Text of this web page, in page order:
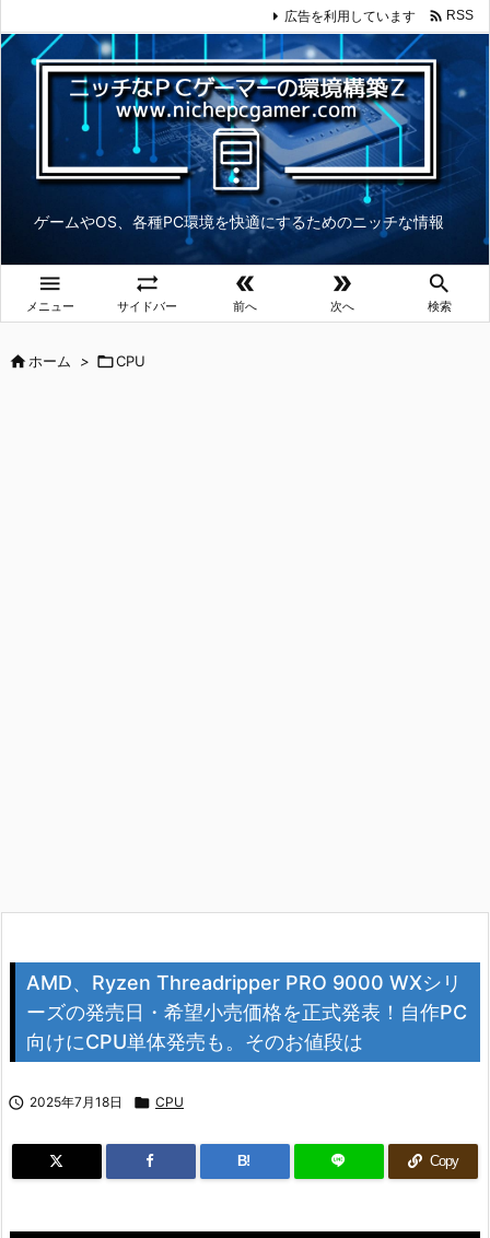
ゲームやOS、各種PC環境を快適にするためのニッチな情報

メニュー

サイドバー

前へ

次へ

検索
広告を利用しています  RSS
ホーム > CPU
AMD、Ryzen Threadripper PRO 9000 WXシリ
ーズの発売日・希望小売価格を正式発表！自作PC
向けにCPU単体発売も。そのお値段は
 2025年7月18日  CPU
B! Copy